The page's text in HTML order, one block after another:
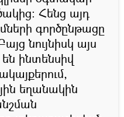
Հենց այդ
գործընթացը
նույնիսկ այս
ինտենսիվ
եղանակին